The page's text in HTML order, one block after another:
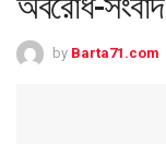
by Barta71.com